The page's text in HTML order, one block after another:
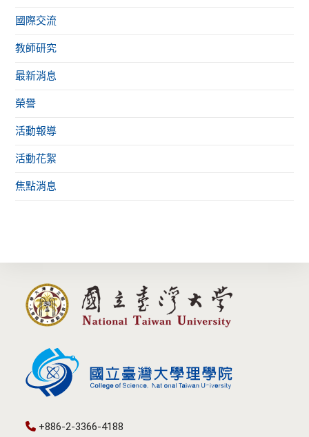
國際交流
教師研究
最新消息
榮譽
活動報導
活動花絮
焦點消息
+886-2-3366-4188